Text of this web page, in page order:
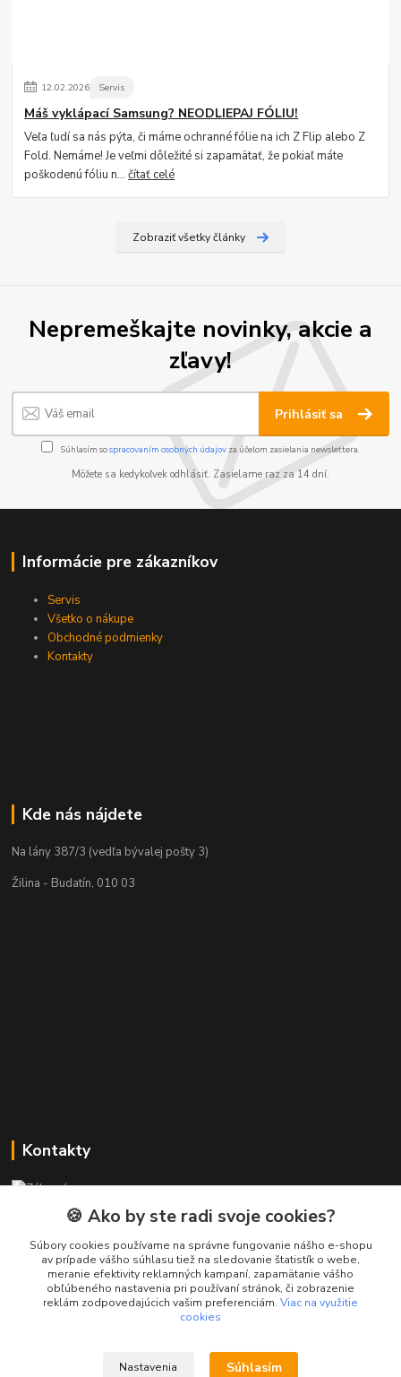
12.02.2026 Servis
Máš vyklápací Samsung? NEODLIEPAJ FÓLIU!
Veľa ľudí sa nás pýta, či máme ochranné fólie na ich Z Flip alebo Z
Fold. Nemáme! Je veľmi dôležité si zapamätať, že pokiaľ máte
poškodenú fóliu n...čítať celé
Zobraziť všetky články
Nepremeškajte novinky, akcie a
zľavy!
Prihlásiť sa
Súhlasím sospracovaním osobných údajov za účelom zasielania newslettera.
Môžete sa kedykoľvek odhlásiť. Zasielame raz za 14 dní.
Informácie pre zákazníkov
Servis
Všetko o nákupe
Obchodné podmienky
Kontakty
Kde nás nájdete
Na lány 387/3 (vedľa bývalej pošty 3)
Žilina - Budatín, 010 03
Kontakty
+421 911 010 560
Po-Pia, 13-17 hod.
info@presmartfon.sk
🍪 Ako by ste radi svoje cookies?
Súbory cookies používame na správne fungovanie nášho e-shopu
av prípade vášho súhlasu tiež na sledovanie štatistík o webe,
meranie efektivity reklamných kampaní, zapamätanie vášho
obľúbeného nastavenia pri používaní stránok, či zobrazenie
reklám zodpovedajúcich vašim preferenciám. Viac na využitie
cookies
Nastavenia Súhlasím